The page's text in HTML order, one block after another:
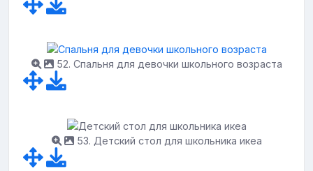
52. Спальня для девочки школьного возраста
53. Детский стол для школьника икеа